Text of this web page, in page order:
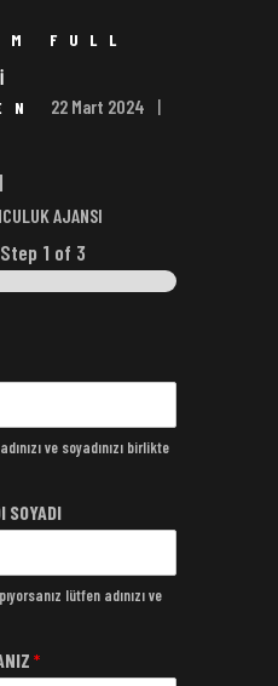
FULL
22 Mart 2024
AJANSI
Step 1 of 3
ve soyadınızı birlikte
SOYADI
lütfen adınızı ve
*